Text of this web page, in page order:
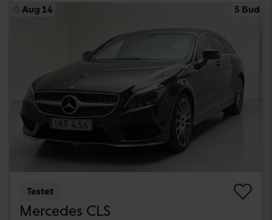
Aug 14 5 Bud
Testet
Mercedes CLS